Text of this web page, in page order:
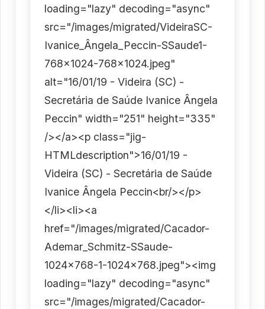
loading="lazy" decoding="async"
src="/images/migrated/VideiraSC-
Ivanice_Ângela_Peccin-SSaude1-
768x1024-768x1024.jpeg"
alt="16/01/19 - Videira (SC) -
Secretária de Saúde Ivanice Ângela
Peccin" width="251" height="335"
/></a><p class="jig-
HTMLdescription">16/01/19 -
Videira (SC) - Secretária de Saúde
Ivanice Ângela Peccin<br/></p>
</li><li><a
href="/images/migrated/Cacador-
Ademar_Schmitz-SSaude-
1024x768-1-1024x768.jpeg"><img
loading="lazy" decoding="async"
src="/images/migrated/Cacador-